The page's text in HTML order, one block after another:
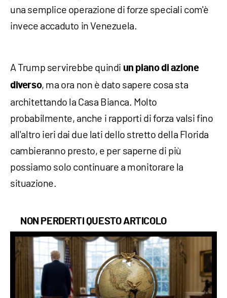
una semplice operazione di forze speciali com'è
invece accaduto in Venezuela.
A Trump servirebbe quindi un piano di azione
diverso, ma ora non è dato sapere cosa sta
architettando la Casa Bianca. Molto
probabilmente, anche i rapporti di forza valsi fino
all'altro ieri dai due lati dello stretto della Florida
cambieranno presto, e per saperne di più
possiamo solo continuare a monitorare la
situazione.
NON PERDERTI QUESTO ARTICOLO